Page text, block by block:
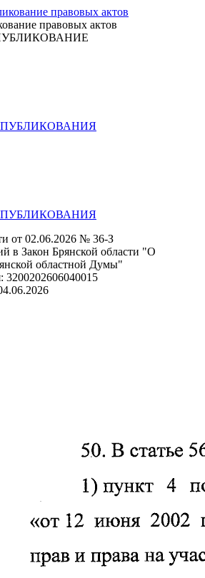
правовых актов
от 02.06.2026 № 36-З
в Закон Брянской области "О
областной Думы"
3200202606040015